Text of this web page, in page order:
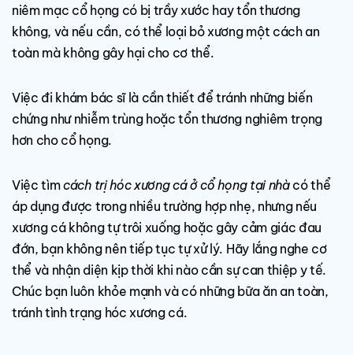
niêm mạc cổ họng có bị trầy xước hay tổn thương
không, và nếu cần, có thể loại bỏ xương một cách an
toàn mà không gây hại cho cơ thể.
Việc đi khám bác sĩ là cần thiết để tránh những biến
chứng như nhiễm trùng hoặc tổn thương nghiêm trọng
hơn cho cổ họng.
Việc tìmcách trị hóc xương cá ở cổ họng tại nhàcó thể
áp dụng được trong nhiều trường hợp nhẹ, nhưng nếu
xương cá không tự trôi xuống hoặc gây cảm giác đau
đớn, bạn không nên tiếp tục tự xử lý. Hãy lắng nghe cơ
thể và nhận diện kịp thời khi nào cần sự can thiệp y tế.
Chúc bạn luôn khỏe mạnh và có những bữa ăn an toàn,
tránh tình trạng hóc xương cá.